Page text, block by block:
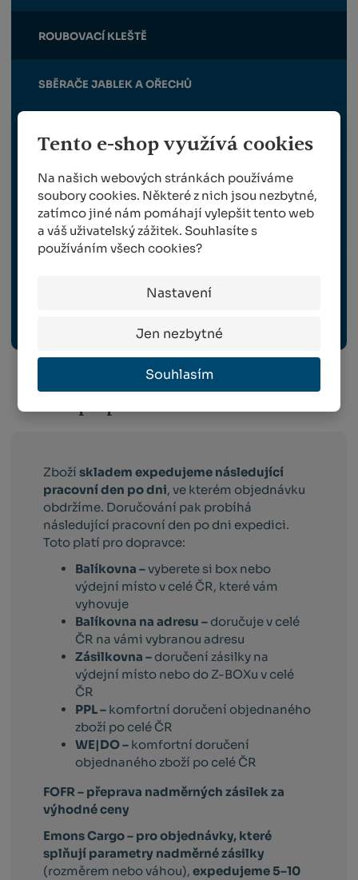
Tento e-shop využívá cookies
Na našich webových stránkách používáme
soubory cookies. Některé z nich jsou nezbytné,
zatímco jiné nám pomáhají vylepšit tento web
a váš uživatelský zážitek. Souhlasíte s
používáním všech cookies?
Nastavení
Jen nezbytné
Souhlasím
ROUBOVACÍ KLEŠTĚ
SBĚRAČE JABLEK A OŘECHŮ
POUZDRA NA NŮŽKY A PILKY
MAZACÍ TUKY A SPREJE
NÁHRADNÍ DÍLY FELCO, BERGER A ALPEN
Zbožískladem expedujeme následující
pracovní den po dni, ve kterém objednávku
obdržíme. Doručování pak probíhá
následující pracovní den po dni expedici.
Toto platí pro dopravce:
Balíkovna –vyberete si box nebo
výdejní místo v celé ČR, které vám
vyhovuje
Balíkovna na adresu – doručuje v celé
ČR na vámi vybranou adresu
Zásilkovna – doručení zásilky na
výdejní místo nebo do Z-BOXu v celé
ČR
PPL – komfortní doručení objednaného
zboží po celé ČR
WE|DO – komfortní doručení
objednaného zboží po celé ČR
FOFR – přeprava nadměrných zásilek za
výhodné ceny
Emons Cargo – pro objednávky, které
splňují parametry nadměrné zásilky
(rozměrem nebo váhou),expedujeme 5–10